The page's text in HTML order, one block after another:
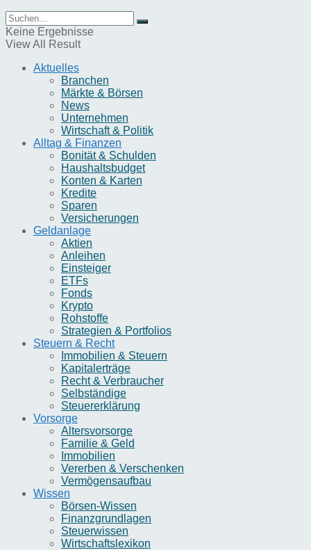
Keine Ergebnisse
View All Result
Aktuelles
Branchen
Märkte & Börsen
News
Unternehmen
Wirtschaft & Politik
Alltag & Finanzen
Bonität & Schulden
Haushaltsbudget
Konten & Karten
Kredite
Sparen
Versicherungen
Geldanlage
Aktien
Anleihen
Einsteiger
ETFs
Fonds
Krypto
Rohstoffe
Strategien & Portfolios
Steuern & Recht
Immobilien & Steuern
Kapitalerträge
Recht & Verbraucher
Selbständige
Steuererklärung
Vorsorge
Altersvorsorge
Familie & Geld
Immobilien
Vererben & Verschenken
Vermögensaufbau
Wissen
Börsen-Wissen
Finanzgrundlagen
Steuerwissen
Wirtschaftslexikon